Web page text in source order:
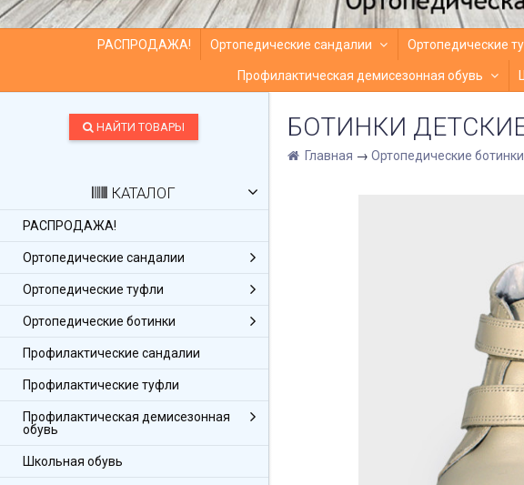
РАСПРОДАЖА! Ортопедические сандалии Ортопедические
Профилактическая демисезонная обувь
НАЙТИ ТОВАРЫ
КАТАЛОГ
РАСПРОДАЖА!
Ортопедические сандалии
Ортопедические туфли
Ортопедические ботинки
Профилактические сандалии
Профилактические туфли
Профилактическая демисезонная
обувь
Школьная обувь
БОТИНКИ
Главная → Ортопедические ботинки